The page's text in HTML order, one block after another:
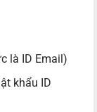
là ID Email)
khẩu ID